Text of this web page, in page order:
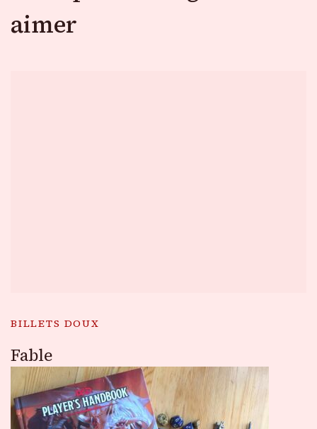
aimer
BILLETS DOUX
Fable